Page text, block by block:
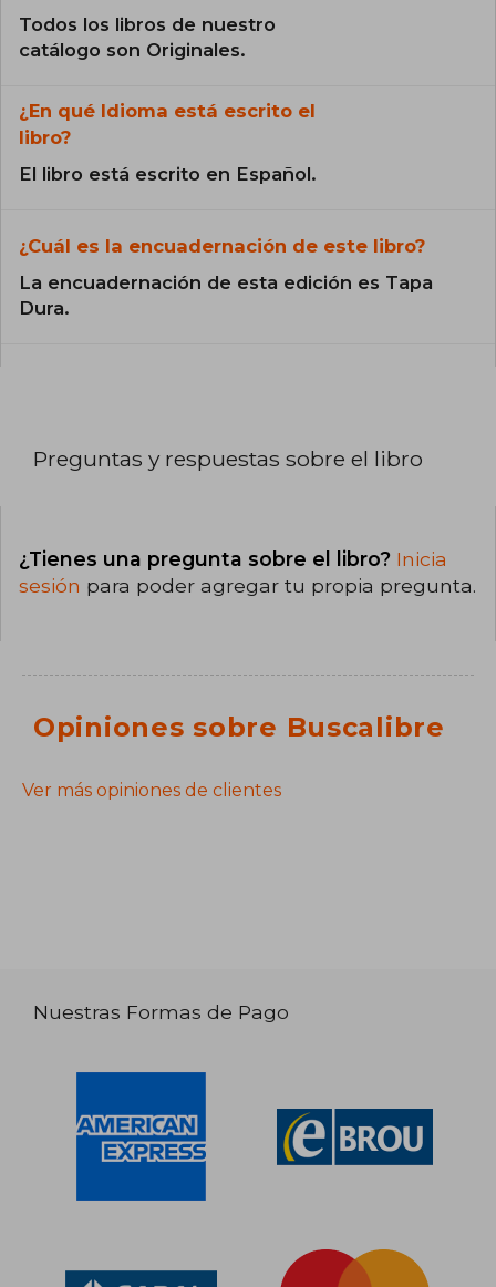
Todos los libros de nuestro
catálogo son Originales.
¿En qué Idioma está escrito el
libro?
El libro está escrito en Español.
¿Cuál es la encuadernación de este libro?
La encuadernación de esta edición es Tapa
Dura.
Preguntas y respuestas sobre el libro
¿Tienes una pregunta sobre el libro? Inicia
sesión para poder agregar tu propia pregunta.
Opiniones sobre Buscalibre
Ver más opiniones de clientes
Nuestras Formas de Pago